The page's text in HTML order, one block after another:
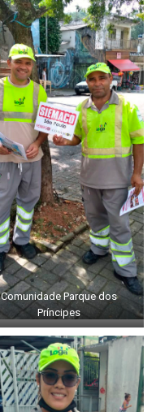
Comunidade Parque dos
Príncipes